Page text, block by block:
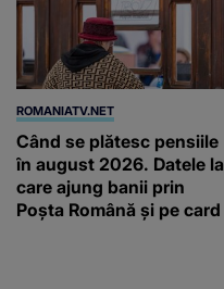
ROMANIATV.NET
Când se plătesc pensiile
în august 2026. Datele la
care ajung banii prin
Poșta Română și pe card